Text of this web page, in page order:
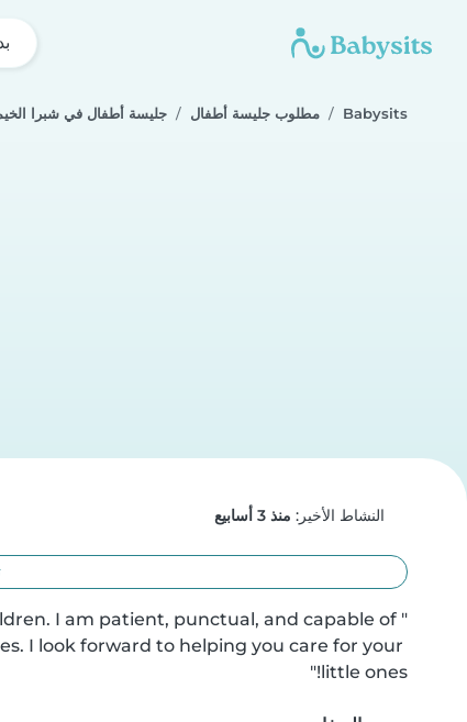
Babysits مطلوب جليسة أطفال جليسة أطفال في شبرا
النشاط الأخير: منذ 3 أسابيع
I am patient, punctual, and capable of
I look forward to helping you care for your
little ones!"